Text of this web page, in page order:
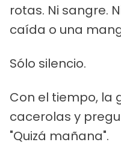
rotas. Ni sangre.
caída o una
Sólo silencio.
Con el tiempo, la
cacerolas y
"Quizá mañana".